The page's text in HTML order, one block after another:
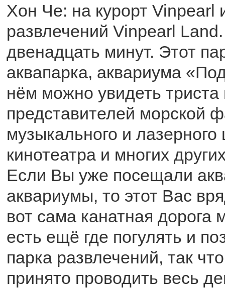
Хон Че: на курорт Vinpearl
развлечений Vinpearl
двенадцать минут. Этот
аквапарка, аквариума
нём можно увидеть триста
представителей морской
музыкального и лазерного
кинотеатра и многих
Если Вы уже посещали
аквариумы, то этот Вас
вот сама канатная дорога
есть ещё где погулять и
парка развлечений, так
принято проводить весь